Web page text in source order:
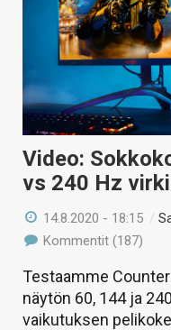
Video:
vs 240 Hz
14.8.2020 - 18:15 /
Kommentit (187)
Testaamme
näytön 60, 144 ja
vaikutuksen